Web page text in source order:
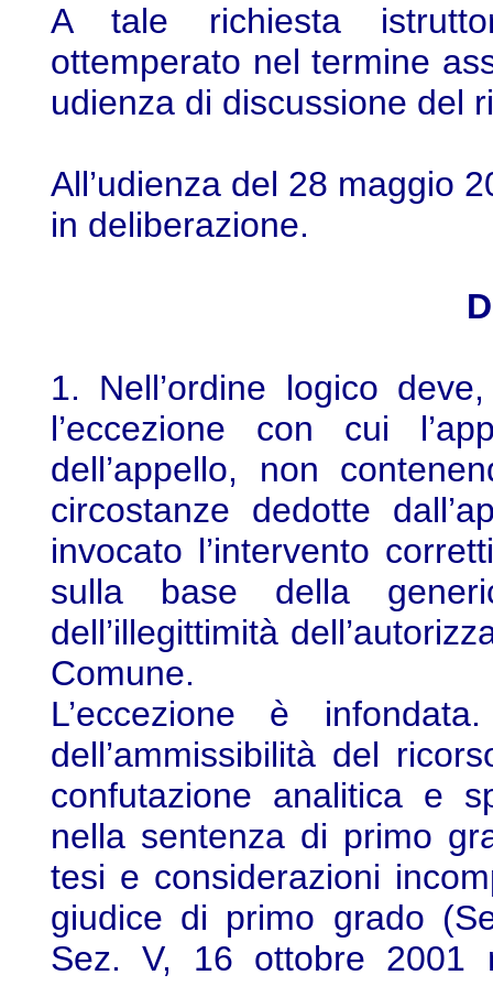
A tale richiesta
ottemperato nel termine
udienza di discussione del
All’udienza del 28 maggio
in deliberazione.
1. Nell’ordine logico
l’eccezione con cui
dell’appello, non
circostanze dedotte
invocato l’intervento
sulla base della
dell’illegittimità
Comune.
L’eccezione è
dell’ammissibilità del
confutazione analitica e
nella sentenza di primo
tesi e considerazioni
giudice di primo grado
Sez. V, 16 ottobre